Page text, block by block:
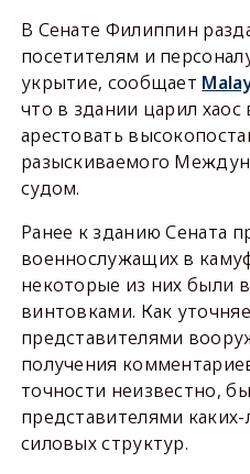
В Сенате Филиппин
посетителям и
укрытие, сообщает
что в здании царил
арестовать
разыскиваемого
судом.
Ранее к зданию Сената
военнослужащих в
некоторые из них
винтовками. Как
представителями
получения
точности неизвестно,
представителями
силовых структур.